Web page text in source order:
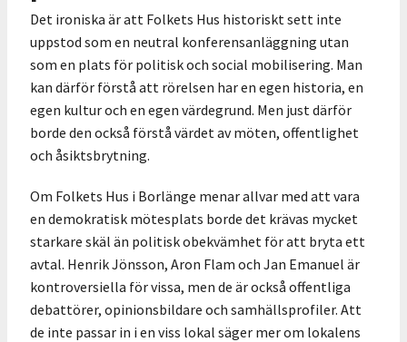
Det ironiska är att Folkets Hus historiskt sett inte
uppstod som en neutral konferensanläggning utan
som en plats för politisk och social mobilisering. Man
kan därför förstå att rörelsen har en egen historia, en
egen kultur och en egen värdegrund. Men just därför
borde den också förstå värdet av möten, offentlighet
och åsiktsbrytning.
Om Folkets Hus i Borlänge menar allvar med att vara
en demokratisk mötesplats borde det krävas mycket
starkare skäl än politisk obekvämhet för att bryta ett
avtal. Henrik Jönsson, Aron Flam och Jan Emanuel är
kontroversiella för vissa, men de är också offentliga
debattörer, opinionsbildare och samhällsprofiler. Att
de inte passar in i en viss lokal säger mer om lokalens